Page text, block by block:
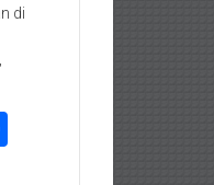
di